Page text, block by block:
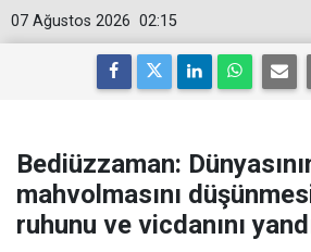
02:15
07 Ağustos 2026
Bediüzzaman:
mahvolmasını
ruhunu ve vicdanını